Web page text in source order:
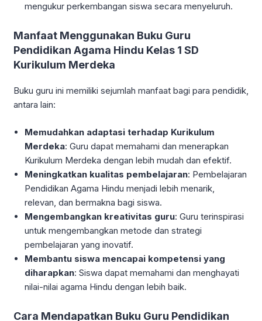
mengukur perkembangan siswa secara menyeluruh.
Manfaat Menggunakan Buku Guru
Pendidikan Agama Hindu Kelas 1 SD
Kurikulum Merdeka
Buku guru ini memiliki sejumlah manfaat bagi para pendidik,
antara lain:
Memudahkan adaptasi terhadap Kurikulum
Merdeka: Guru dapat memahami dan menerapkan
Kurikulum Merdeka dengan lebih mudah dan efektif.
Meningkatkan kualitas pembelajaran: Pembelajaran
Pendidikan Agama Hindu menjadi lebih menarik,
relevan, dan bermakna bagi siswa.
Mengembangkan kreativitas guru: Guru terinspirasi
untuk mengembangkan metode dan strategi
pembelajaran yang inovatif.
Membantu siswa mencapai kompetensi yang
diharapkan: Siswa dapat memahami dan menghayati
nilai-nilai agama Hindu dengan lebih baik.
Cara Mendapatkan Buku Guru Pendidikan